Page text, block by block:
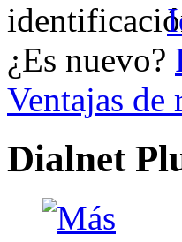
¿Es nuevo?
Ventajas de
Dialnet